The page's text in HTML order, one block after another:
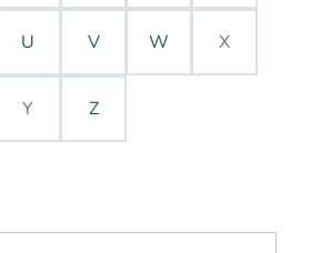
U V W X
Y Z